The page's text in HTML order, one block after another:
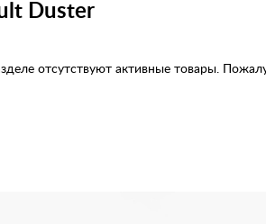
Duster
отсутствуют активные товары.